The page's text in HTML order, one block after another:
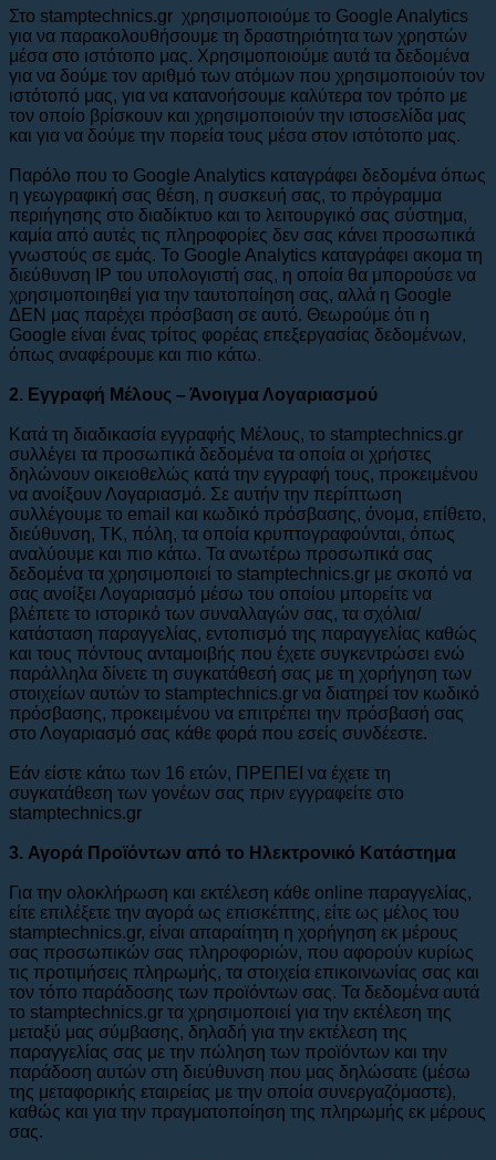
Στο stamptechnics.gr χρησιμοποιούμε το Google Analytics
για να παρακολουθήσουμε τη δραστηριότητα των χρηστών
μέσα στο ιστότοπο μας. Χρησιμοποιούμε αυτά τα δεδομένα
για να δούμε τον αριθμό των ατόμων που χρησιμοποιούν τον
ιστότοπό μας, για να κατανοήσουμε καλύτερα τον τρόπο με
τον οποίο βρίσκουν και χρησιμοποιούν την ιστοσελίδα μας
και για να δούμε την πορεία τους μέσα στον ιστότοπο μας.
Παρόλο που το Google Analytics καταγράφει δεδομένα όπως
η γεωγραφική σας θέση, η συσκευή σας, το πρόγραμμα
περιήγησης στο διαδίκτυο και το λειτουργικό σας σύστημα,
καμία από αυτές τις πληροφορίες δεν σας κάνει προσωπικά
γνωστούς σε εμάς. Το Google Analytics καταγράφει ακομα τη
διεύθυνση IP του υπολογιστή σας, η οποία θα μπορούσε να
χρησιμοποιηθεί για την ταυτοποίηση σας, αλλά η Google
ΔΕΝ μας παρέχει πρόσβαση σε αυτό. Θεωρούμε ότι η
Google είναι ένας τρίτος φορέας επεξεργασίας δεδομένων,
όπως αναφέρουμε και πιο κάτω.
2. Εγγραφή Μέλους – Άνοιγμα Λογαριασμού
Κατά τη διαδικασία εγγραφής Μέλους, το stamptechnics.gr
συλλέγει τα προσωπικά δεδομένα τα οποία οι χρήστες
δηλώνουν οικειοθελώς κατά την εγγραφή τους, προκειμένου
να ανοίξουν Λογαριασμό. Σε αυτήν την περίπτωση
συλλέγουμε το email και κωδικό πρόσβασης, όνομα, επίθετο,
διεύθυνση, ΤΚ, πόλη, τα οποία κρυπτογραφούνται, όπως
αναλύουμε και πιο κάτω. Τα ανωτέρω προσωπικά σας
δεδομένα τα χρησιμοποιεί το stamptechnics.gr με σκοπό να
σας ανοίξει Λογαριασμό μέσω του οποίου μπορείτε να
βλέπετε το ιστορικό των συναλλαγών σας, τα σχόλια/
κατάσταση παραγγελίας, εντοπισμό της παραγγελίας καθώς
και τους πόντους ανταμοιβής που έχετε συγκεντρώσει ενώ
παράλληλα δίνετε τη συγκατάθεσή σας με τη χορήγηση των
στοιχείων αυτών το stamptechnics.gr να διατηρεί τον κωδικό
πρόσβασης, προκειμένου να επιτρέπει την πρόσβασή σας
στο Λογαριασμό σας κάθε φορά που εσείς συνδέεστε.
Εάν είστε κάτω των 16 ετών, ΠΡΕΠΕΙ να έχετε τη
συγκατάθεση των γονέων σας πριν εγγραφείτε στο
stamptechnics.gr
3. Αγορά Προϊόντων από το Ηλεκτρονικό Κατάστημα
Για την ολοκλήρωση και εκτέλεση κάθε οnline παραγγελίας,
είτε επιλέξετε την αγορά ως επισκέπτης, είτε ως μέλος του
stamptechnics.gr, είναι απαραίτητη η χορήγηση εκ μέρους
σας προσωπικών σας πληροφοριών, που αφορούν κυρίως
τις προτιμήσεις πληρωμής, τα στοιχεία επικοινωνίας σας και
τον τόπο παράδοσης των προϊόντων σας. Τα δεδομένα αυτά
το stamptechnics.gr τα χρησιμοποιεί για την εκτέλεση της
μεταξύ μας σύμβασης, δηλαδή για την εκτέλεση της
παραγγελίας σας με την πώληση των προϊόντων και την
παράδοση αυτών στη διεύθυνση που μας δηλώσατε (μέσω
της μεταφορικής εταιρείας με την οποία συνεργαζόμαστε),
καθώς και για την πραγματοποίηση της πληρωμής εκ μέρους
σας.